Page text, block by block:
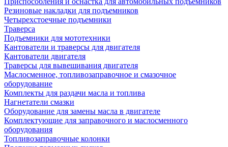
Резиновые накладки для подъемников
Четырехстоечные подъемники
Траверса
Подъемники для мототехники
Кантователи и траверсы для двигателя
Кантователи двигателя
Траверсы для вывешивания двигателя
Маслосменное, топливозаправочное и смазочное
оборудование
Комплекты для раздачи масла и топлива
Нагнетатели смазки
Оборудование для замены масла в двигателе
Комплектующие для заправочного и маслосменного
оборудования
Топливозаправочные колонки